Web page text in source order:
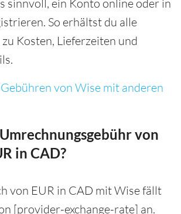
sinnvoll, ein Konto online oder in
So erhältst du alle
Kosten, Lieferzeiten und
von Wise mit anderen
von
in CAD?
von EUR in CAD mit Wise fällt
[provider-exchange-rate] an.